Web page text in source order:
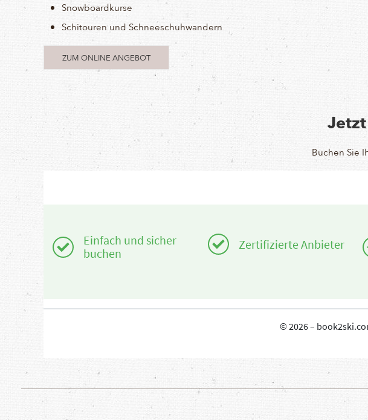
Snowboardkurse
Schitouren und Schneeschuhwandern
ZUM ONLINE ANGEBOT
Buchen Sie